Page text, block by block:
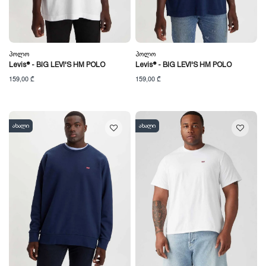
Პოლო
Levis® - BIG LEVI'S HM POLO
159,00 ₾
Პოლო
Levis® - BIG LEVI'S HM POLO
159,00 ₾
ახალი ახალი